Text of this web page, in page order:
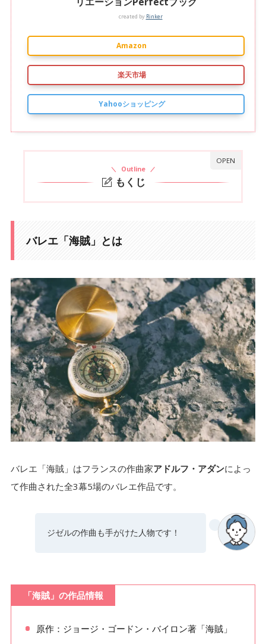
created by Rinker
Amazon
楽天市場
Yahooショッピング
もくじ
Outline
1-2.主な登場人物
2.海賊（第1幕）のバリエーション一覧
2-1.メドーラのバリエーション
2-2.オダリスク第1バリエーション
2-3.
オダリスク第2バリエーション
オダリスク第3バリエーション
2-5.
ランケデムのバリエーション
2-6.
ギュリナーラのバリエーション
アリのバリエーション
メドーラのバリエーション
メドーラのバリエーションには種類がたくさんあ
バレエ「海賊」とは
バレエ「海賊」はフランスの作曲家アドルフ・アダンによっ
て作曲された全3幕5場のバレエ作品です。
ジゼルの作曲も手がけた人物です！
「海賊」の作品情報
原作：ジョージ・ゴードン・バイロン著「海賊」